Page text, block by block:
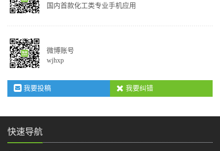
国内首款化工类专业手机应用
微博账号
wjhxp
我要投稿 我要纠错
快速导航